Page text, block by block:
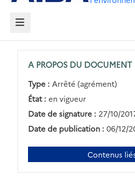
MENU
A PROPOS DU DOCUMENT
Type : Arrêté (agrément)
État : en vigueur
Date de signature : 27/10/
Date de publication : 06/12/
Contenus